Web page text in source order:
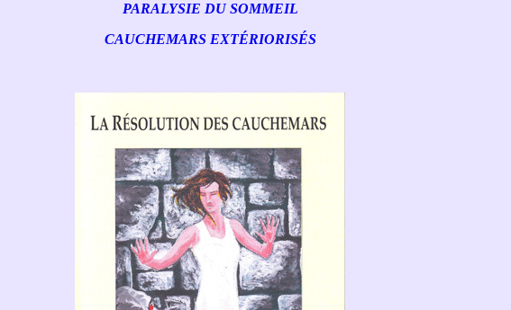
PARALYSIE DU SOMMEIL
CAUCHEMARS EXTÉRIORISÉS